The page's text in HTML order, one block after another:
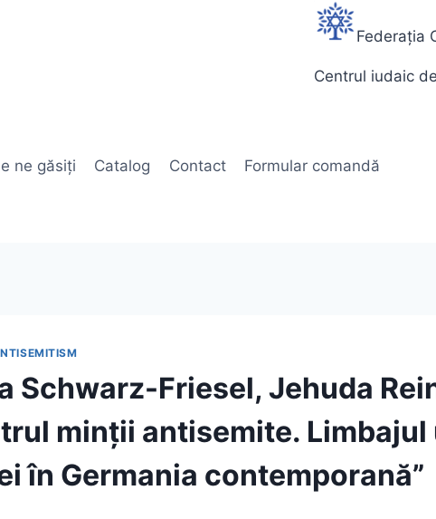
Federația
Centrul iudaic
ne găsiți Catalog Contact Formular comandă
Schwarz-Friesel, Jehuda
minții antisemite. Limbajul
în Germania contemporană”